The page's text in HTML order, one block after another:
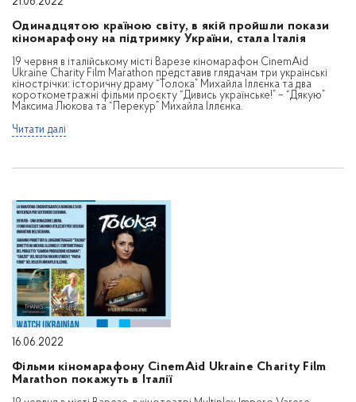
Одинадцятою країною світу, в якій пройшли покази
кіномарафону на підтримку України, стала Італія
19 червня в італійському місті Варезе кіномарафон CinemAid
Ukraine Charity Film Marathon представив глядачам три українські
кінострічки: історичну драму “Толока” Михайла Іллєнка та два
короткометражні фільми проєкту “Дивись українське!” – “Дякую”
Максима Люкова та “Перекур” Михайла Іллєнка.
Читати далі
16.06.2022
Фільми кіномарафону CinemAid Ukraine Charity Film
Marathon покажуть в Італії